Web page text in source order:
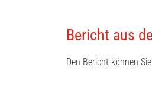
Bericht aus
Den Bericht können